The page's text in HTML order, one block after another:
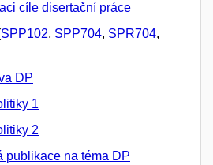
cíle disertační práce
SPP102, SPP704, SPR704,
DP
1
2
publikace na téma DP